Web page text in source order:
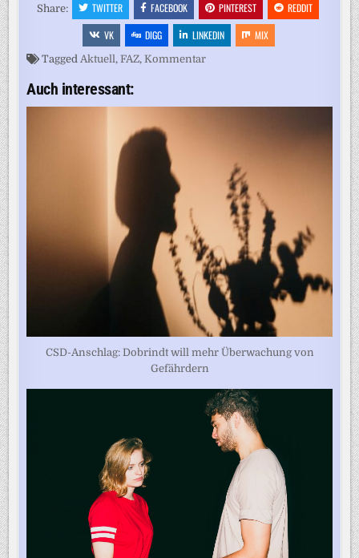
Share: TWITTER FACEBOOK PINTEREST
REDDIT
VK
DIGG LINKEDIN MIX
TaggedAktuell,FAZ,Kommentar
Auch interessant:
CSD-Anschlag: Dobrindt will mehr Überwachung von
Gefährdern